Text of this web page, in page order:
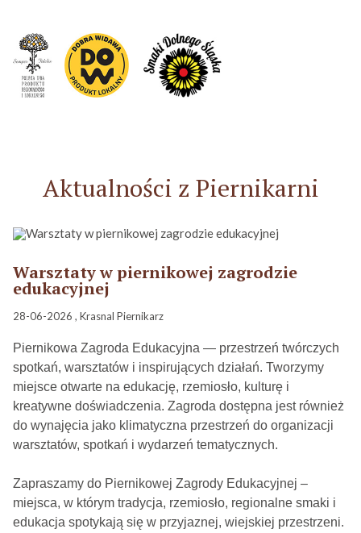
Aktualności z Piernikarni
Warsztaty w piernikowej zagrodzie
edukacyjnej
28-06-2026 , Krasnal Piernikarz
Piernikowa Zagroda Edukacyjna — przestrzeń twórczych
spotkań, warsztatów i inspirujących działań. Tworzymy
miejsce otwarte na edukację, rzemiosło, kulturę i
kreatywne doświadczenia. Zagroda dostępna jest również
do wynajęcia jako klimatyczna przestrzeń do organizacji
warsztatów, spotkań i wydarzeń tematycznych.
Zapraszamy do Piernikowej Zagrody Edukacyjnej –
miejsca, w którym tradycja, rzemiosło, regionalne smaki i
edukacja spotykają się w przyjaznej, wiejskiej przestrzeni.